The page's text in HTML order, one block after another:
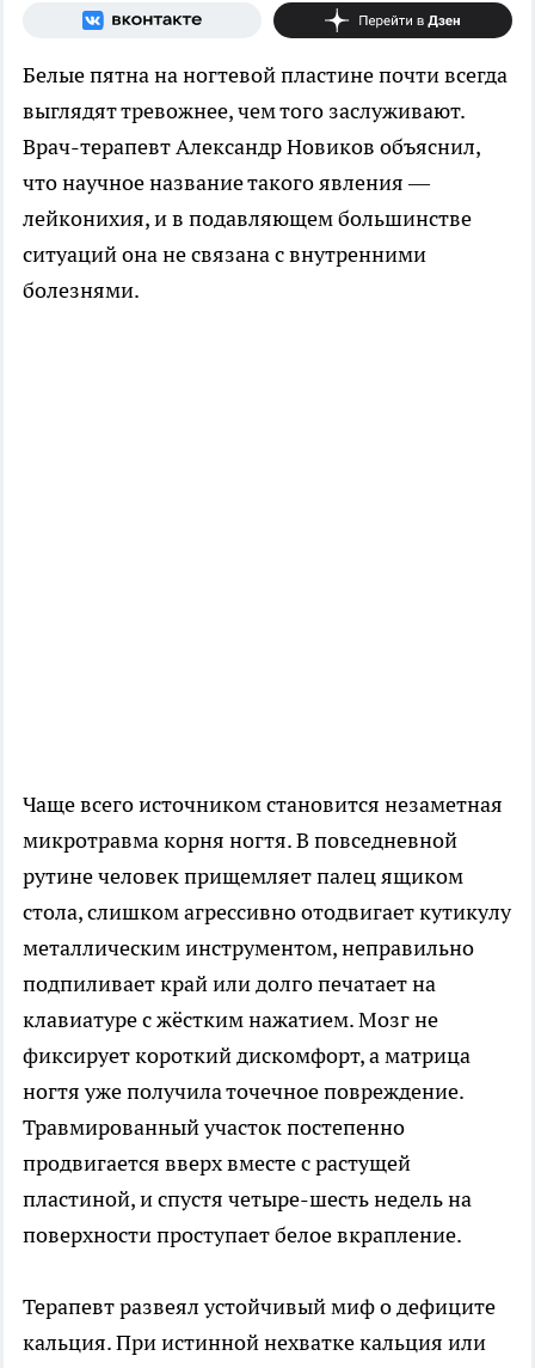
Белые пятна на ногтевой пластине почти всегда
выглядят тревожнее, чем того заслуживают.
Врач-терапевт Александр Новиков объяснил,
что научное название такого явления —
лейконихия, и в подавляющем большинстве
ситуаций она не связана с внутренними
болезнями.
Чаще всего источником становится незаметная
микротравма корня ногтя. В повседневной
рутине человек прищемляет палец ящиком
стола, слишком агрессивно отодвигает кутикулу
металлическим инструментом, неправильно
подпиливает край или долго печатает на
клавиатуре с жёстким нажатием. Мозг не
фиксирует короткий дискомфорт, а матрица
ногтя уже получила точечное повреждение.
Травмированный участок постепенно
продвигается вверх вместе с растущей
пластиной, и спустя четыре-шесть недель на
поверхности проступает белое вкрапление.
Терапевт развеял устойчивый миф о дефиците
кальция. При истинной нехватке кальция или